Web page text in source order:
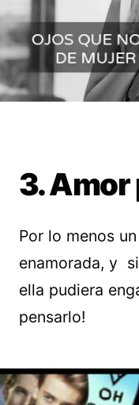
3.
Por lo menos
enamorada, y
ella pudiera
pensarlo!